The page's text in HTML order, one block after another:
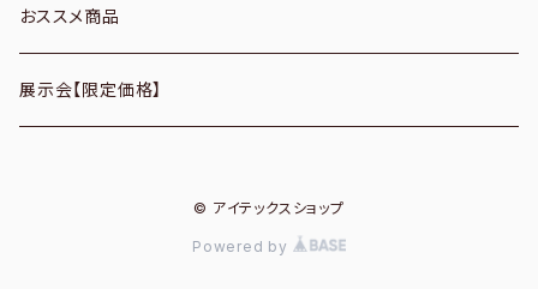
バーコードリーダーオプション
データコレクター
ドキュメントスキャナ
パスポートスキャナ
アルコールディスペンサー
パソコンアクセサリ
おススメ商品
展示会【限定価格】
© アイテックスショップ
Powered by